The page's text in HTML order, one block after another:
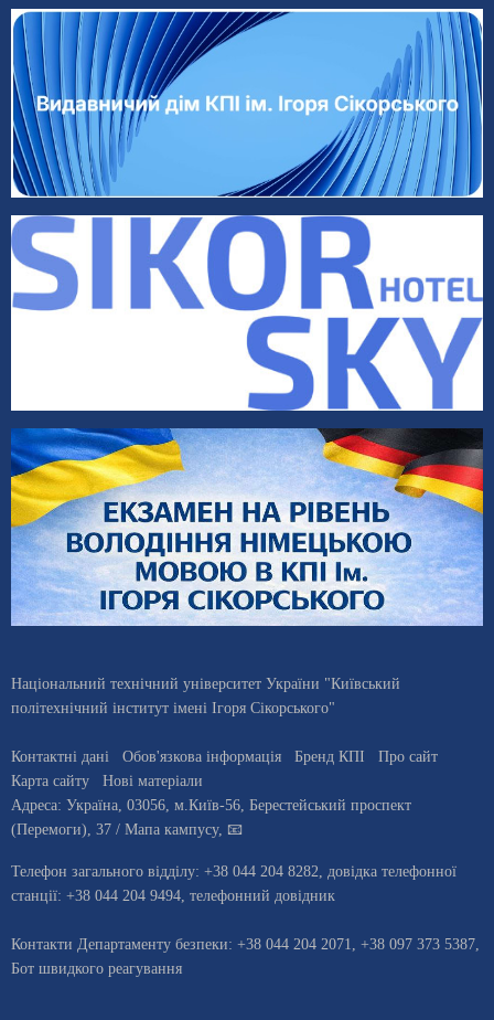
Національний технічний університет України "Київський
політехнічний інститут імені Ігоря Сікорського"
Контактні дані Обов'язкова інформація Бренд КПІ
Про сайт
Карта сайту
Нові матеріали
Адреса: Україна 03056 , м. Київ-56, Берестейський проспект
(Перемоги), 37 / Мапа кампусу, 📧
Телефон загального відділу: +38 044 204 8282, довiдка телефонної
станцiї: +38 044 204 9494, телефонний довідник
Контакти Департаменту безпеки: +38 044 204 2071, +38 097 373 5387,
Бот швидкого реагування